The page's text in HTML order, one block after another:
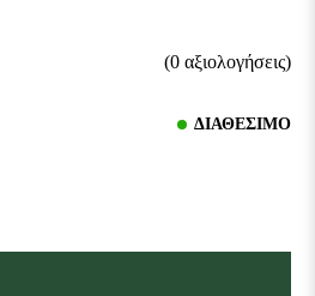
(0 αξιολογήσεις)
ΔΙΑΘΈΣΙΜΟ